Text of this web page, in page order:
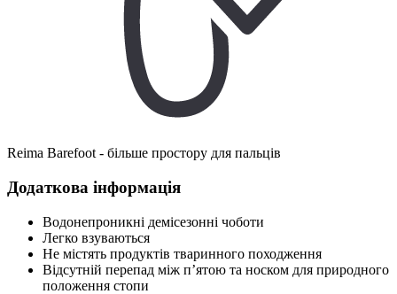
Reima Barefoot - більше простору для пальців
Додаткова інформація
Водонепроникні демісезонні чоботи
Легко взуваються
Не містять продуктів тваринного походження
Відсутній перепад між п’ятою та носком для природного
положення стопи